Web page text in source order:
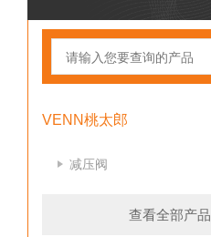
VENN桃太郎
减压阀
查看全部产品